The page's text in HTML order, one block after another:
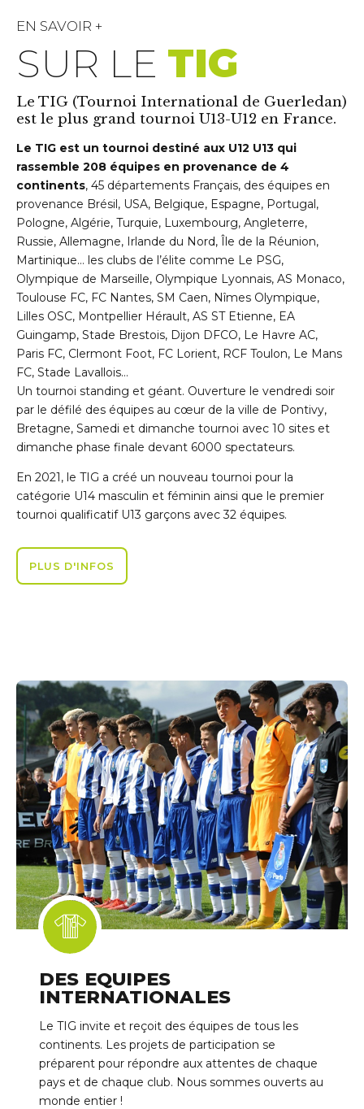
EN SAVOIR +
SUR LE TIG
Le TIG (Tournoi International de Guerledan)
est le plus grand tournoi U13-U12 en France.
Le TIG est un tournoi destiné aux U12 U13 qui
rassemble 208 équipes en provenance de 4
continents, 45 départements Français, des équipes en
provenance Brésil, USA, Belgique, Espagne, Portugal,
Pologne, Algérie, Turquie, Luxembourg, Angleterre,
Russie, Allemagne, Irlande du Nord, Île de la Réunion,
Martinique… les clubs de l’élite comme Le PSG,
Olympique de Marseille, Olympique Lyonnais, AS Monaco,
Toulouse FC, FC Nantes, SM Caen, Nîmes Olympique,
Lilles OSC, Montpellier Hérault, AS ST Etienne, EA
Guingamp, Stade Brestois, Dijon DFCO, Le Havre AC,
Paris FC, Clermont Foot, FC Lorient, RCF Toulon, Le Mans
FC, Stade Lavallois…
Un tournoi standing et géant. Ouverture le vendredi soir
par le défilé des équipes au cœur de la ville de Pontivy,
Bretagne, Samedi et dimanche tournoi avec 10 sites et
dimanche phase finale devant 6000 spectateurs.
En 2021, le TIG a créé un nouveau tournoi pour la
catégorie U14 masculin et féminin ainsi que le premier
tournoi qualificatif U13 garçons avec 32 équipes.
PLUS D'INFOS
DES EQUIPES
INTERNATIONALES
Le TIG invite et reçoit des équipes de tous les
continents. Les projets de participation se
préparent pour répondre aux attentes de chaque
pays et de chaque club. Nous sommes ouverts au
monde entier !